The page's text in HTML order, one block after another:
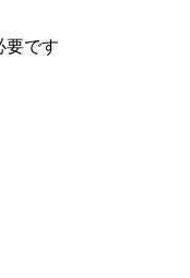
要です